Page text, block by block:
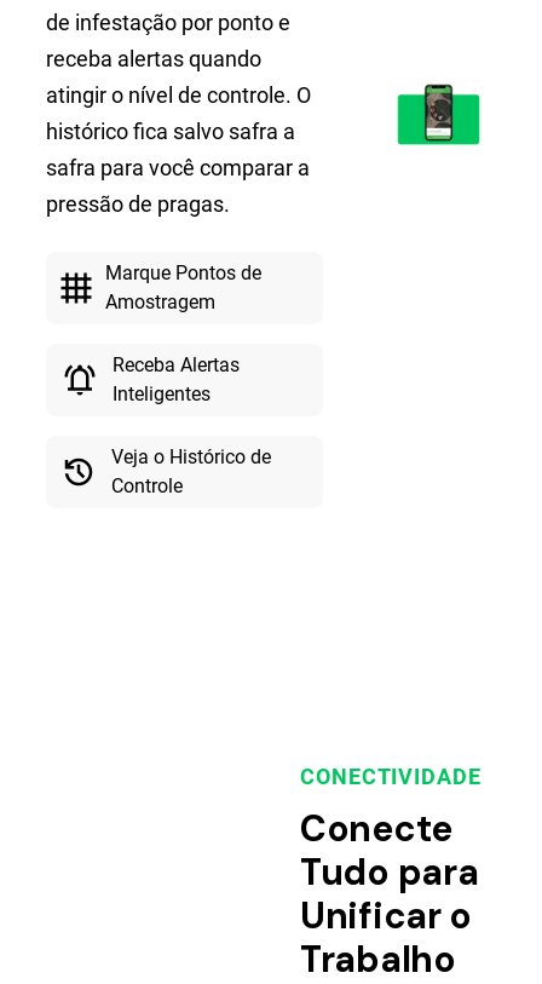
de infestação por ponto e
receba alertas quando
atingir o nível de controle. O
histórico fica salvo safra a
safra para você comparar a
pressão de pragas.
grid_4x4
Marque Pontos de
Amostragem
notifications_active
Receba Alertas
Inteligentes
history
Veja o Histórico de
Controle
CONECTIVIDADE
Conecte
Tudo para
Unificar o
Trabalho